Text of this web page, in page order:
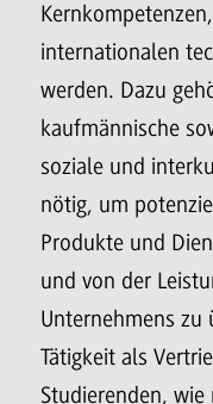
internationalen
werden. Dazu
kaufmännische
soziale und
nötig, um
Produkte und
und von der
Unternehmens zu
Tätigkeit als
Studierenden,